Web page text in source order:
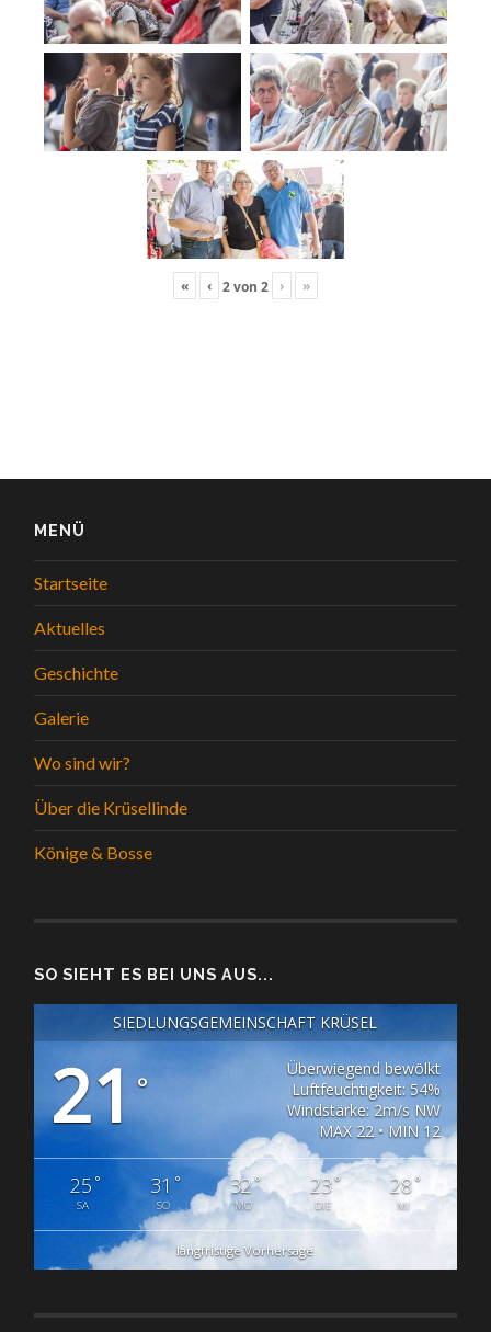
« ‹ 2von 2 › »
MENÜ
Startseite
Aktuelles
Geschichte
Galerie
Wo sind wir?
Über die Krüsellinde
Könige & Bosse
SO SIEHT ES BEI UNS AUS...
SIEDLUNGSGEMEINSCHAFT KRÜSEL
21°
Überwiegend bewölkt
Luftfeuchtigkeit: 54%
Windstärke: 2m/s NW
MAX 22 • MIN 12
25°
SA
31 °
SO
32°
MO
23°
DIE
28°
MI
langfristige Vorhersage